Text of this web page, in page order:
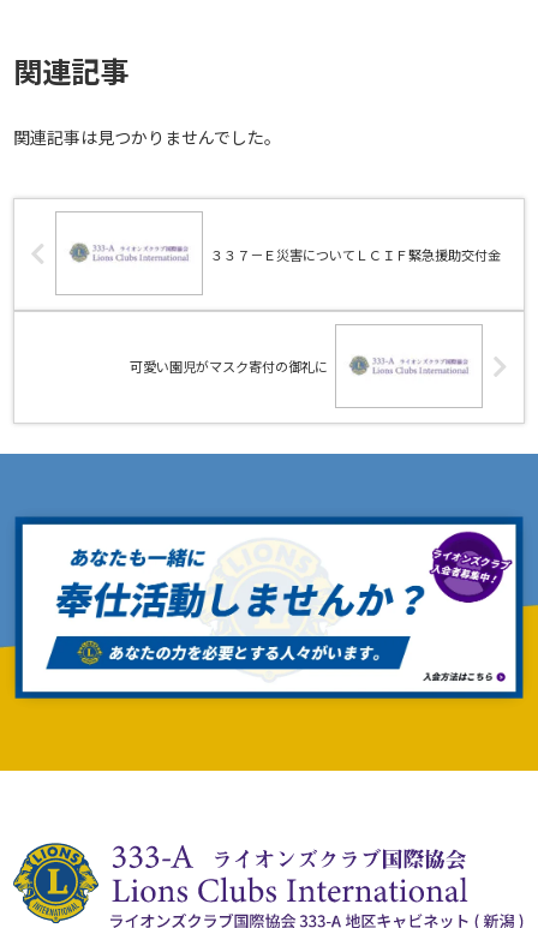
関連記事
関連記事は見つかりませんでした。
３３７－Ｅ災害についてＬＣＩＦ緊急援助交付金
可愛い園児がマスク寄付の御礼に